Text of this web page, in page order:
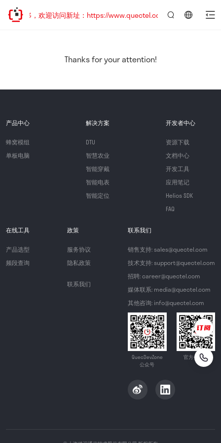
址已迁移，欢迎访问新址：https://www.quectel.com.cn
Thanks for your attention!
产品中心
蜂窝模组
单板电脑
解决方案
DTU
智慧农业
智能穿戴
智能电表
智能定位
开发者中心
资源下载
文档中心
开发工具
应用笔记
Helios SDK
FAQ
在线工具
产品选型
频段查询
政策
服务协议
隐私政策
联系我们
联系我们
销售支持: sales@quectel.com
技术支持: support@quectel.com
招聘: career@quectel.com
媒体联系: media@quectel.com
其他咨询: info@quectel.com
QuecDevZone
公众号
官方公众号